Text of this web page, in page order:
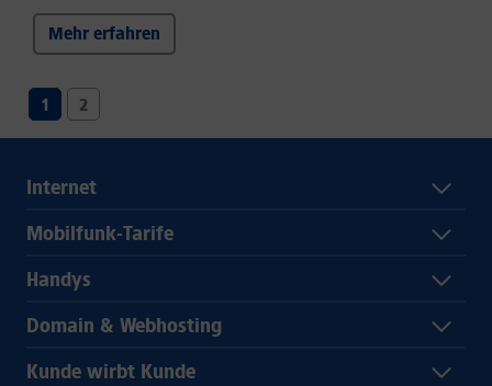
Mehr erfahren
1 2
Internet
Mobilfunk-Tarife
Handys
Domain & Webhosting
Kunde wirbt Kunde